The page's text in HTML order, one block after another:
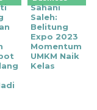
Sahani
Saleh:
Belitung
Expo 2023
Momentum
UMKM Naik
Kelas